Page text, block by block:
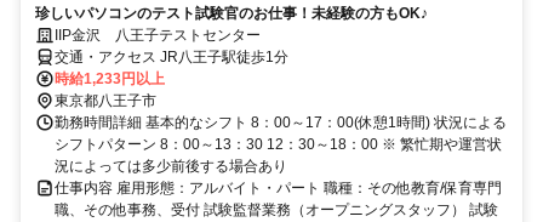
珍しいパソコンのテスト試験官のお仕事！未経験の方もOK♪
IIP金沢 八王子テストセンター
交通・アクセス JR八王子駅徒歩1分
時給1,233円以上
東京都八王子市
勤務時間詳細 基本的なシフト 8：00～17：00(休憩1時間) 状況による
シフトパターン 8：00～13：30 12：30～18：00 ※ 繁忙期や運営状
況によっては多少前後する場合あり
仕事内容 雇用形態：アルバイト・パート 職種：その他教育/保育専門
職、その他事務、受付 試験監督業務（オープニングスタッフ） 試験